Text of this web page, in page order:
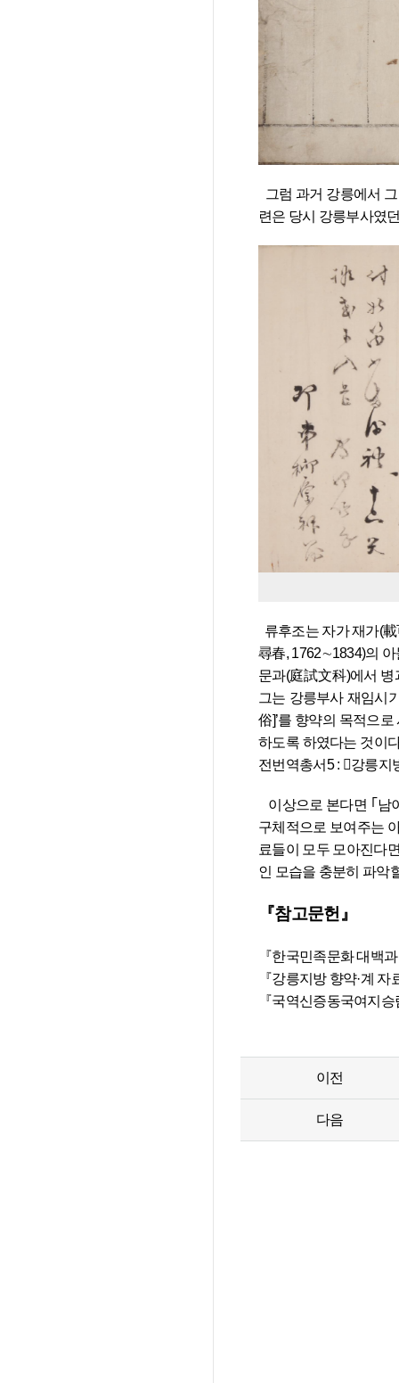
련은 당시 강릉부사였
尋春, 1762∼1834)의
문과(庭試文科)에서 병
그는 강릉부사 재임시
俗]’를 향약의 목적으
하도록 하였다는 것이
전번역총서5 : 󰡔강릉지
구체적으로 보여주는
료들이 모두 모아진다
인 모습을 충분히 파악
『참고문헌』
『한국민족문화 대백
『강릉지방 향약·계
『국역신증동국여지
이전
다음